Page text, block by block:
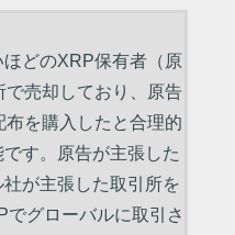
どのXRP保有者（原
売却しており、原告
を購入したと合理的
す。原告が主張した
が主張した取引所を
グローバルに取引さ